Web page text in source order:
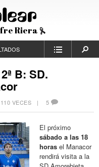
Riera
B: SD.
VECES | 5
El próximo
sábado a las 18
horas el Manacor
rendirá visita a la